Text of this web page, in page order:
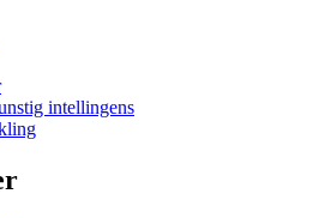
intellingens